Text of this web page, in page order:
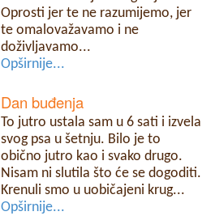
Oprosti jer te ne razumijemo, jer
te omalovažavamo i ne
doživljavamo...
Opširnije...
Dan buđenja
To jutro ustala sam u 6 sati i izvela
svog psa u šetnju. Bilo je to
obično jutro kao i svako drugo.
Nisam ni slutila što će se dogoditi.
Krenuli smo u uobičajeni krug...
Opširnije...